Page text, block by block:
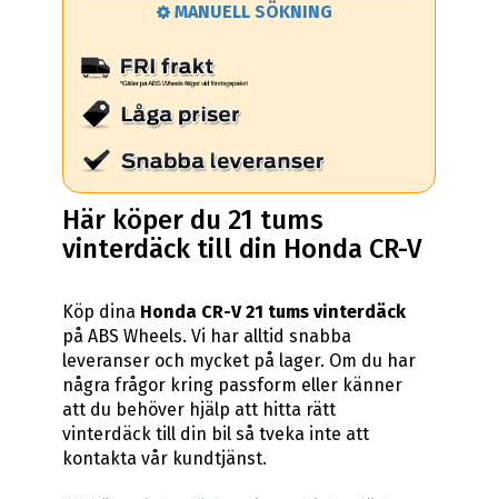
MANUELL SÖKNING
Här köper du 21 tums
vinterdäck till din Honda CR-V
Köp dina Honda CR-V 21 tums vinterdäck
på ABS Wheels. Vi har alltid snabba
leveranser och mycket på lager. Om du har
några frågor kring passform eller känner
att du behöver hjälp att hitta rätt
vinterdäck till din bil så tveka inte att
kontakta vår kundtjänst.